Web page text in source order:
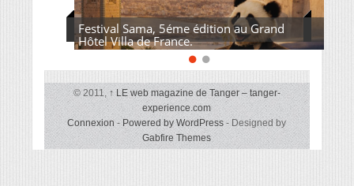
Festival Sama, 5éme édition au Grand
Hôtel Villa de France.
© 2011,↑ LE web magazine de Tanger – tanger-
experience.com
Connexion-Powered by WordPress- Designed by
Gabfire Themes